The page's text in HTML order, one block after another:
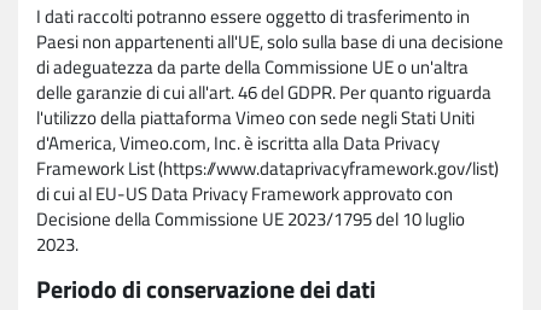
I dati raccolti potranno essere oggetto di trasferimento in
Paesi non appartenenti all'UE, solo sulla base di una decisione
di adeguatezza da parte della Commissione UE o un'altra
delle garanzie di cui all'art. 46 del GDPR. Per quanto riguarda
l'utilizzo della piattaforma Vimeo con sede negli Stati Uniti
d'America, Vimeo.com, Inc. è iscritta alla Data Privacy
Framework List (https://www.dataprivacyframework.gov/list)
di cui al EU-US Data Privacy Framework approvato con
Decisione della Commissione UE 2023/1795 del 10 luglio
2023.
Periodo di conservazione dei dati